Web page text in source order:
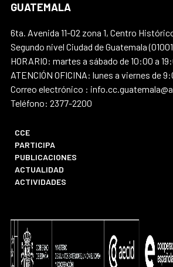
GUATEMALA
6ta. Avenida 11-02 zona 1, Centro
Segundo nivel Ciudad de Guatemala
HORARIO: martes a sábado de 10:00 a
ATENCIÓN OFICINA: lunes a viernes de
Correo electrónico :
Teléfono: 2377-2200
CCE
PARTICIPA
PUBLICACIONES
ACTUALIDAD
ACTIVIDADES